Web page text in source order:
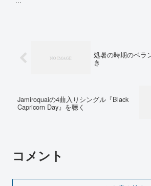
処暑の時期のベラ
き
Jamiroquaiの4曲入りシングル『Black
Capricorn Day』を聴く
コメント